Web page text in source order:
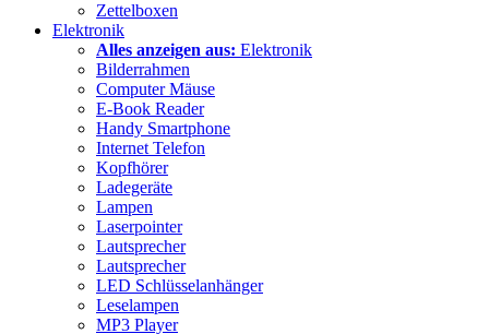
Zettelboxen
Elektronik
Alles anzeigen aus: Elektronik
Bilderrahmen
Computer Mäuse
E-Book Reader
Handy Smartphone
Internet Telefon
Kopfhörer
Ladegeräte
Lampen
Laserpointer
Lautsprecher
Lautsprecher
LED Schlüsselanhänger
Leselampen
MP3 Player